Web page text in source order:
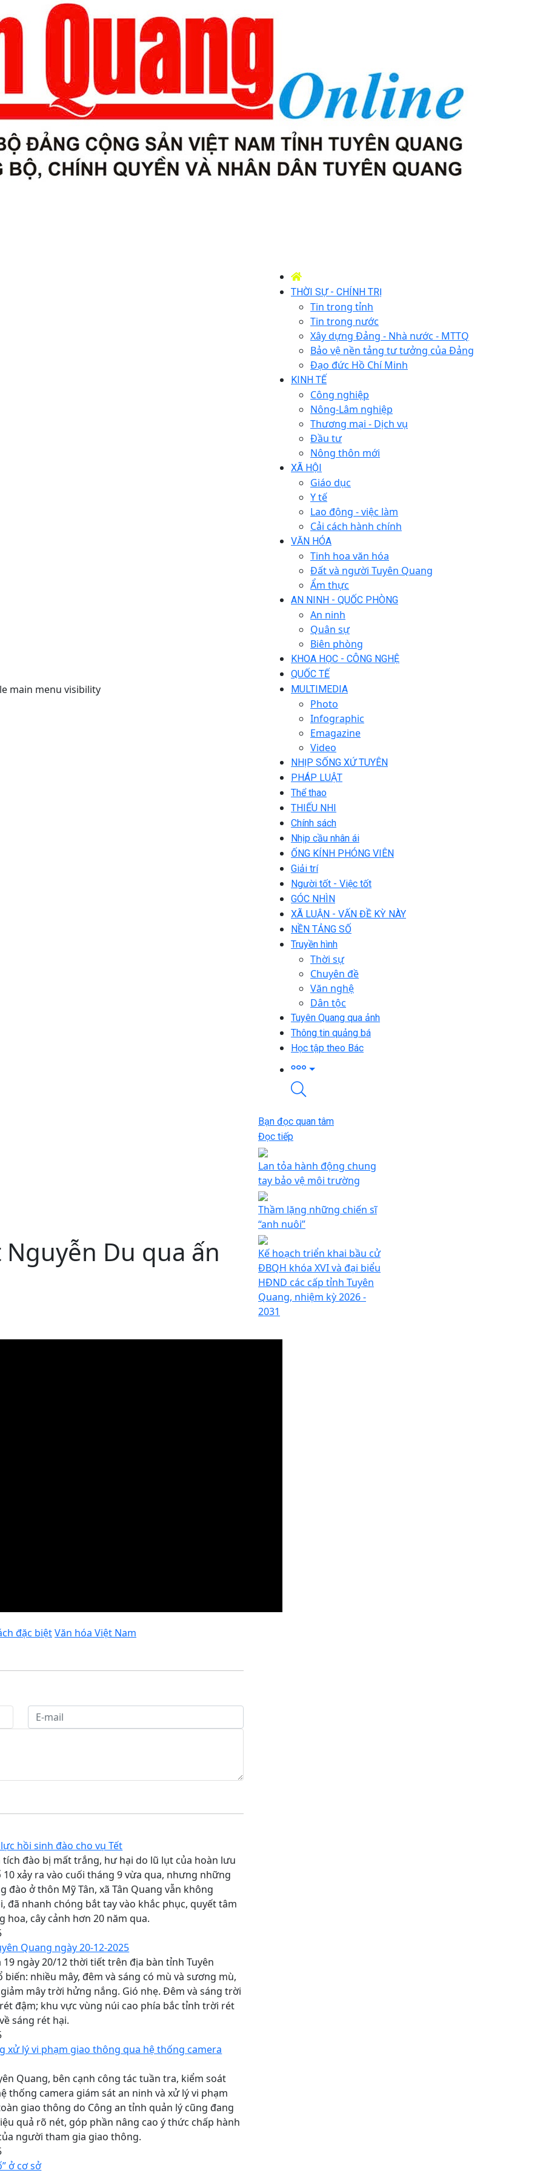
main menu visibility
THỜI SỰ - CHÍNH TRỊ
Tin trong tỉnh
Tin trong nước
Xây dựng Đảng - Nhà nước - MTTQ
Bảo vệ nền tảng tư tưởng của Đảng
Đạo đức Hồ Chí Minh
KINH TẾ
Công nghiệp
Nông-Lâm nghiệp
Thương mại - Dịch vụ
Đầu tư
Nông thôn mới
XÃ HỘI
Giáo dục
Y tế
Lao động - việc làm
Cải cách hành chính
VĂN HÓA
Tinh hoa văn hóa
Đất và người Tuyên Quang
Ẩm thực
AN NINH - QUỐC PHÒNG
An ninh
Quân sự
Biên phòng
KHOA HỌC - CÔNG NGHỆ
QUỐC TẾ
MULTIMEDIA
Photo
Infographic
Emagazine
Video
NHỊP SỐNG XỨ TUYÊN
PHÁP LUẬT
Thể thao
THIẾU NHI
Chính sách
Nhịp cầu nhân ái
ỐNG KÍNH PHÓNG VIÊN
Giải trí
Người tốt - Việc tốt
GÓC NHÌN
XÃ LUẬN - VẤN ĐỀ KỲ NÀY
NỀN TẢNG SỐ
Truyền hình
Thời sự
Chuyên đề
Văn nghệ
Dân tộc
Tuyên Quang qua ảnh
Thông tin quảng bá
Học tập theo Bác
Du qua ấn
đặc biệtVăn hóa Việt Nam
hồi sinh đào cho vụ Tết
tích đào bị mất trắng, hư hại do lũ lụt của hoàn lưu
10 xảy ra vào cuối tháng 9 vừa qua, nhưng những
đào ở thôn Mỹ Tân, xã Tân Quang vẫn không
đã nhanh chóng bắt tay vào khắc phục, quyết tâm
hoa, cây cảnh hơn 20 năm qua.
Quang ngày 20-12-2025
19 ngày 20/12 thời tiết trên địa bàn tỉnh Tuyên
biến: nhiều mây, đêm và sáng có mù và sương mù,
mây trời hửng nắng. Gió nhẹ. Đêm và sáng trời
đậm; khu vực vùng núi cao phía bắc tỉnh trời rét
sáng rét hại.
xử lý vi phạm giao thông qua hệ thống camera
Quang, bên cạnh công tác tuần tra, kiểm soát
thống camera giám sát an ninh và xử lý vi phạm
giao thông do Công an tỉnh quản lý cũng đang
quả rõ nét, góp phần nâng cao ý thức chấp hành
người tham gia giao thông.
ở cơ sở
Bạn đọc quan tâm
Đọc tiếp
Lan tỏa hành động chung
tay bảo vệ môi trường
Thầm lặng những chiến sĩ
“anh nuôi”
Kế hoạch triển khai bầu cử
ĐBQH khóa XVI và đại biểu
HĐND các cấp tỉnh Tuyên
Quang, nhiệm kỳ 2026 -
2031